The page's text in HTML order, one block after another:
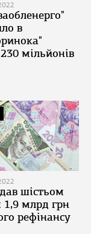
в
мільйонів
шістьом
млрд грн
рефінансу